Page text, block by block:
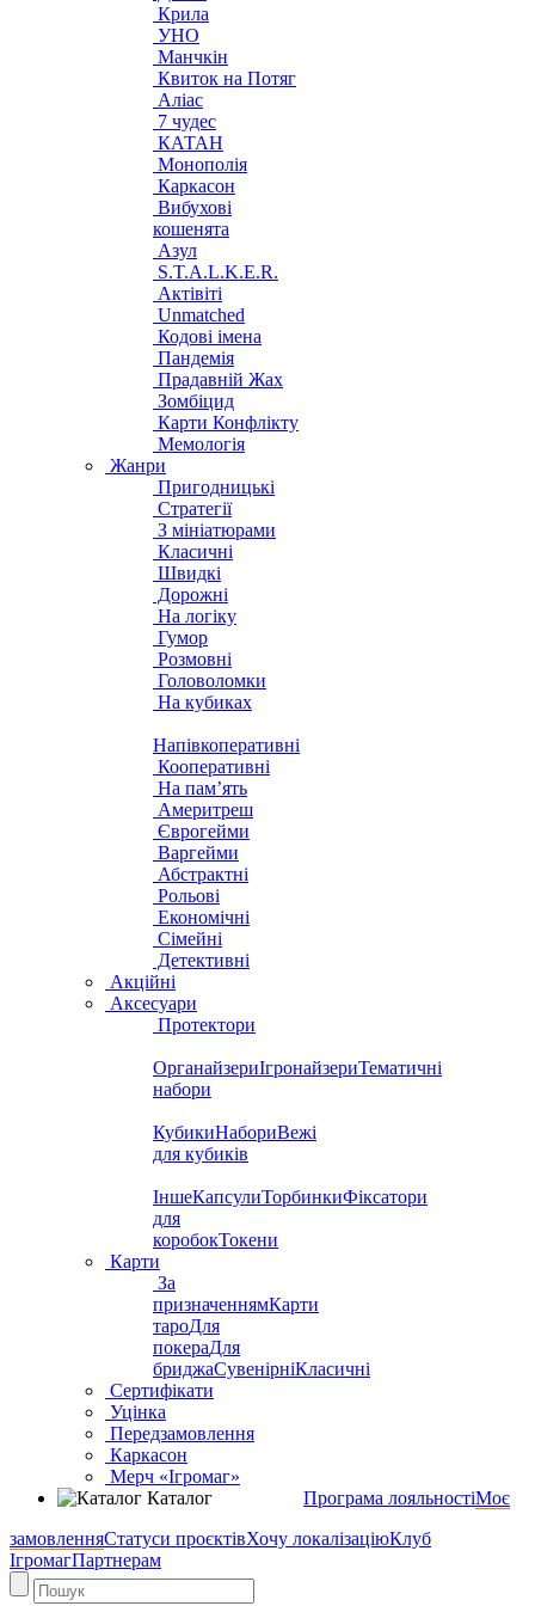
Крила
УНО
Манчкін
Квиток на Потяг
Аліас
7 чудес
КАТАН
Монополія
Каркасон
Вибухові
кошенята
Азул
S.T.A.L.K.E.R.
Актівіті
Unmatched
Кодові імена
Пандемія
Прадавній Жах
Зомбіцид
Карти Конфлікту
Мемологія
Жанри
Пригодницькі
Стратегії
З мініатюрами
Класичні
Швидкі
Дорожні
На логіку
Гумор
Розмовні
Головоломки
На кубиках
Напівкоперативні
Кооперативні
На пам’ять
Америтреш
Єврогейми
Варгейми
Абстрактні
Рольові
Економічні
Сімейні
Детективні
Акційні
Аксесуари
Протектори
ОрганайзериІгронайзериТематичні
набори
КубикиНабориВежі
для кубиків
ІншеКапсулиТорбинкиФіксатори
для
коробокТокени
Карти
За
призначеннямКарти
тароДля
покераДля
бриджаСувенірніКласичні
Сертифікати
Уцінка
Передзамовлення
Каркасон
Мерч «Ігромаг»
Каталог
Програма лояльностіМоє
замовленняСтатуси проєктівХочу локалізаціюКлуб
ІгромагПартнерам